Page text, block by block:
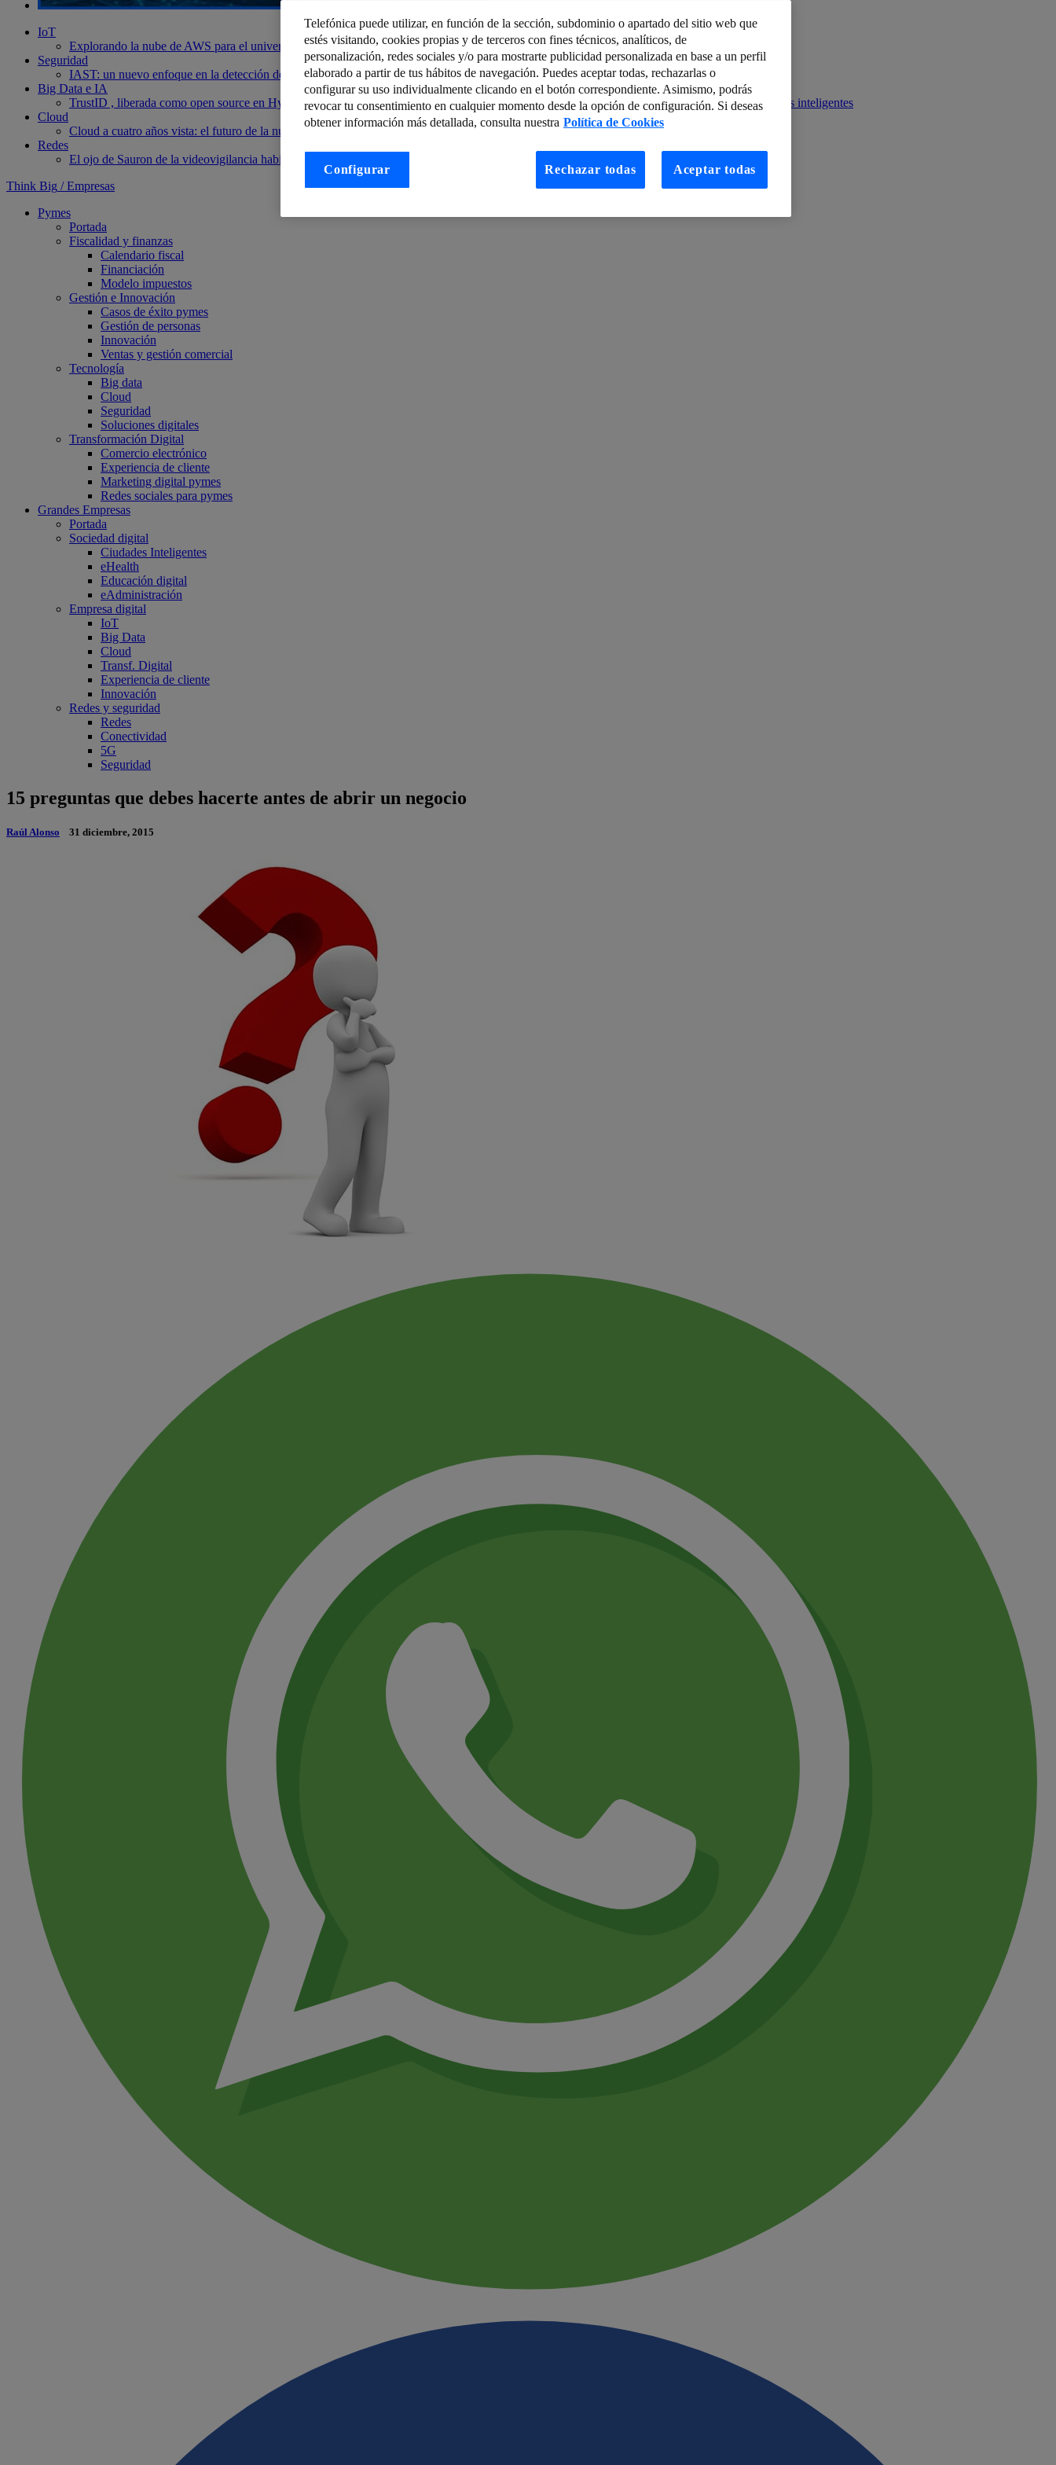
IoT
Explorando la nube de AWS para el universo IoT IoT4All: ¿Por qué hay tantas definiciones de Internet de las Cosas?
Seguridad
IAST: un nuevo enfoque en la detección de vulnerabilidades La importancia del Big Data en la Ciberseguridad
Big Data e IA
TrustID , liberada como open source en Hyperledger LabsAI of Things (V): Recomendación y optimización de contenido publicitario en pantallas inteligentes
Cloud
Cloud a cuatro años vista: el futuro de la nube
Fábricas “enganchadas” a la tecnología: smart factories
Redes
El ojo de Sauron de la videovigilancia habilitado por redes 5G
Think Big / Empresas
Pymes
Portada
Fiscalidad y finanzas
Calendario fiscal
Financiación
Modelo impuestos
Gestión e Innovación
Casos de éxito pymes
Gestión de personas
Innovación
Ventas y gestión comercial
Tecnología
Big data
Cloud
Seguridad
Soluciones digitales
Transformación Digital
Comercio electrónico
Experiencia de cliente
Marketing digital pymes
Redes sociales para pymes
Grandes Empresas
Portada
Sociedad digital
Ciudades Inteligentes
eHealth
Educación digital
eAdministración
Empresa digital
IoT
Big Data
Cloud
Transf. Digital
Experiencia de cliente
Innovación
Redes y seguridad
Redes
Conectividad
5G
Seguridad
15 preguntas que debes hacerte antes de abrir un negocio
Raúl Alonso 31 diciembre, 2015
Telefónica puede utilizar, en función de la sección, subdominio o apartado del sitio web que
estés visitando, cookies propias y de terceros con fines técnicos, analíticos, de
personalización, redes sociales y/o para mostrarte publicidad personalizada en base a un perfil
elaborado a partir de tus hábitos de navegación. Puedes aceptar todas, rechazarlas o
configurar su uso individualmente clicando en el botón correspondiente. Asimismo, podrás
revocar tu consentimiento en cualquier momento desde la opción de configuración. Si deseas
obtener información más detallada, consulta nuestra Política de Cookies
Rechazar todas Aceptar todas
Configurar